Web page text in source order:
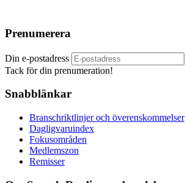
Prenumerera
Din e-postadress
Tack för din prenumeration!
Snabblänkar
Branschriktlinjer och överenskommelser
Dagligvaruindex
Fokusområden
Medlemszon
Remisser